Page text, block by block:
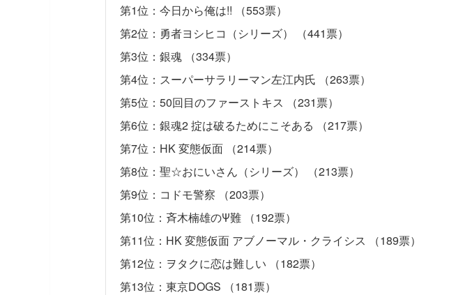
第1位：今日から俺は!! （553票）
第2位：勇者ヨシヒコ（シリーズ） （441票）
第3位：銀魂 （334票）
第4位：スーパーサラリーマン左江内氏 （263票）
第5位：50回目のファーストキス （231票）
第6位：銀魂2 掟は破るためにこそある （217票）
第7位：HK 変態仮面 （214票）
第8位：聖☆おにいさん（シリーズ） （213票）
第9位：コドモ警察 （203票）
第10位：斉木楠雄のΨ難 （192票）
第11位：HK 変態仮面 アブノーマル・クライシス （189票）
第12位：ヲタクに恋は難しい （182票）
第13位：東京DOGS （181票）